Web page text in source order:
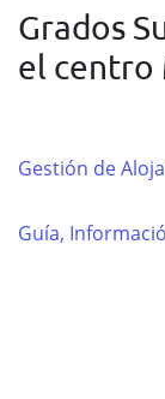
Grados
el centro
Gestión de
Guía,